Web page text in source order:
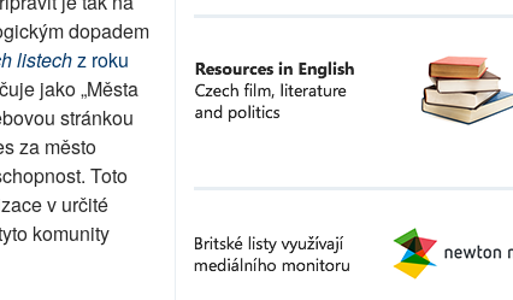
dopadem
listechz roku
jako „Města
stránkou
za město
Toto
v určité
komunity